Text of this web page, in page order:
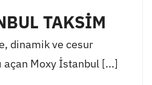
TAKSİM
dinamik ve cesur
açan Moxy İstanbul [...]